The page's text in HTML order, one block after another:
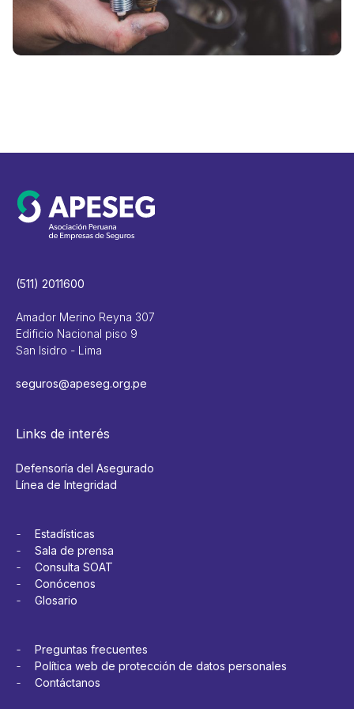
(511) 2011600
Amador Merino Reyna 307
Edificio Nacional piso 9
San Isidro - Lima
seguros@apeseg.org.pe
Links de interés
Defensoría del Asegurado
Línea de Integridad
Estadísticas
Sala de prensa
Consulta SOAT
Conócenos
Glosario
Preguntas frecuentes
Política web de protección de datos personales
Contáctanos